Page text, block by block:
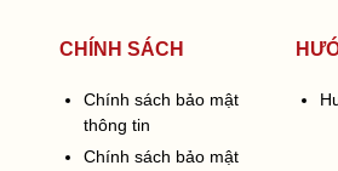
CHÍNH SÁCH
Chính sách bảo mật
thông tin
Chính sách bảo mật